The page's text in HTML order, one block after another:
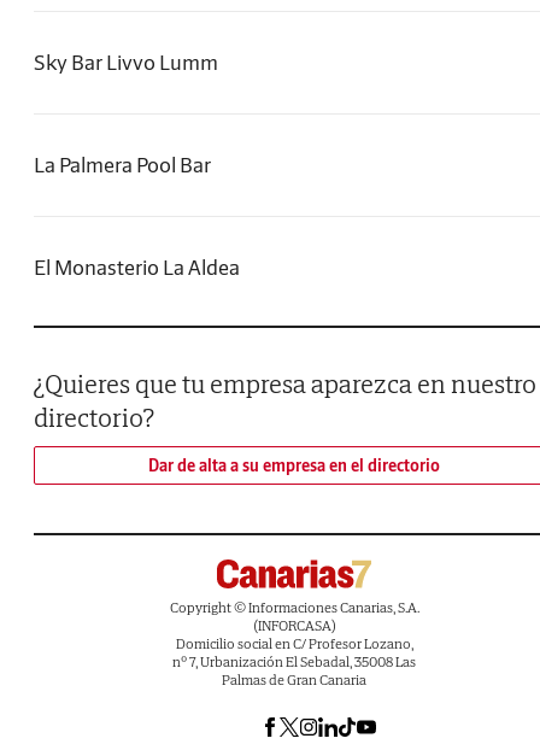
Sky Bar Livvo Lumm
La Palmera Pool Bar
El Monasterio La Aldea
¿Quieres que tu empresa aparezca en nuestro
directorio?
Dar de alta a su empresa en el directorio
Copyright © Informaciones Canarias, S.A.
(INFORCASA)
Domicilio social en C/ Profesor Lozano,
nº 7, Urbanización El Sebadal, 35008 Las
Palmas de Gran Canaria